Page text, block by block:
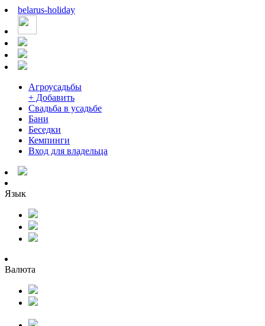
belarus-holiday
Агроусадьбы
+ Добавить
Свадьба в усадьбе
Бани
Беседки
Кемпинги
Вход для владельца
Язык
Валюта